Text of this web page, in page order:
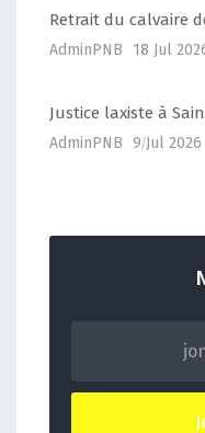
Retrait du calvaire
AdminPNB 18 Jul
Justice laxiste à
AdminPNB 9 Jul 2026